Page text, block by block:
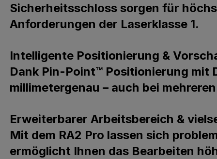
Sicherheitsschloss sorgen für
Anforderungen der Laserklasse 1.
Intelligente Positionierung &
Dank Pin-Point™ Positionierung mit
millimetergenau – auch bei
Erweiterbarer Arbeitsbereich &
Mit dem RA2 Pro lassen sich
ermöglicht Ihnen das Bearbeiten